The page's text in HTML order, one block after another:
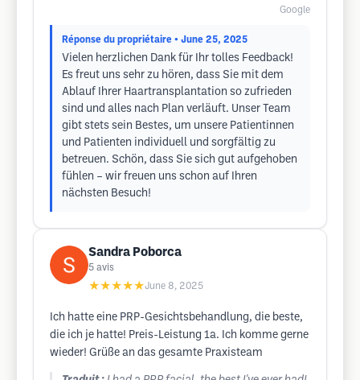
Google
Réponse du propriétaire • June 25, 2025
Vielen herzlichen Dank für Ihr tolles Feedback!
Es freut uns sehr zu hören, dass Sie mit dem
Ablauf Ihrer Haartransplantation so zufrieden
sind und alles nach Plan verläuft. Unser Team
gibt stets sein Bestes, um unsere Patientinnen
und Patienten individuell und sorgfältig zu
betreuen. Schön, dass Sie sich gut aufgehoben
fühlen – wir freuen uns schon auf Ihren
nächsten Besuch!
Sandra Poborca
5 avis
★★★★★June 8, 2025
Ich hatte eine PRP-Gesichtsbehandlung, die beste,
die ich je hatte! Preis-Leistung 1a. Ich komme gerne
wieder! Grüße an das gesamte Praxisteam